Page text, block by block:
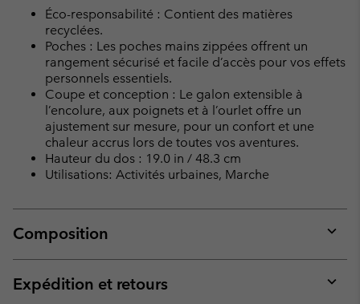
Éco-responsabilité : Contient des matières
recyclées.
Poches : Les poches mains zippées offrent un
rangement sécurisé et facile d’accès pour vos effets
personnels essentiels.
Coupe et conception : Le galon extensible à
l’encolure, aux poignets et à l’ourlet offre un
ajustement sur mesure, pour un confort et une
chaleur accrus lors de toutes vos aventures.
Hauteur du dos : 19.0 in / 48.3 cm
Utilisations: Activités urbaines, Marche
Composition
or
Expédition et retours